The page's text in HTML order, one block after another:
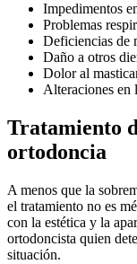
Impedimentos
Problemas
Deficiencias de
Daño a otros
Dolor al
Alteraciones en
Tratamiento
ortodoncia
A menos que la
el tratamiento no es
con la estética y la
ortodoncista quien
situación.